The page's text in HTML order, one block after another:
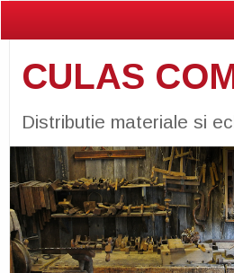
CULAS
Distributie materiale si